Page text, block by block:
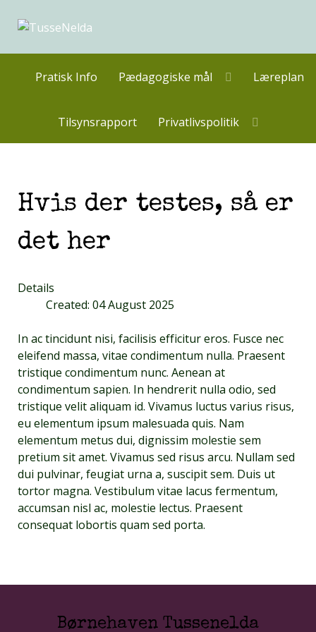
Pratisk Info Pædagogiske mål Læreplan
Tilsynsrapport Privatlivspolitik
Hvis der testes, så er
det her
Details
Created: 04 August 2025
In ac tincidunt nisi, facilisis efficitur eros. Fusce nec
eleifend massa, vitae condimentum nulla. Praesent
tristique condimentum nunc. Aenean at
condimentum sapien. In hendrerit nulla odio, sed
tristique velit aliquam id. Vivamus luctus varius risus,
eu elementum ipsum malesuada quis. Nam
elementum metus dui, dignissim molestie sem
pretium sit amet. Vivamus sed risus arcu. Nullam sed
dui pulvinar, feugiat urna a, suscipit sem. Duis ut
tortor magna. Vestibulum vitae lacus fermentum,
accumsan nisl ac, molestie lectus. Praesent
consequat lobortis quam sed porta.
Børnehaven Tussenelda